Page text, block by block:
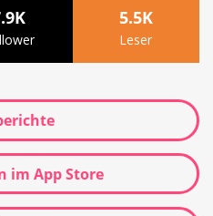
5.5K
Leser
im App Store